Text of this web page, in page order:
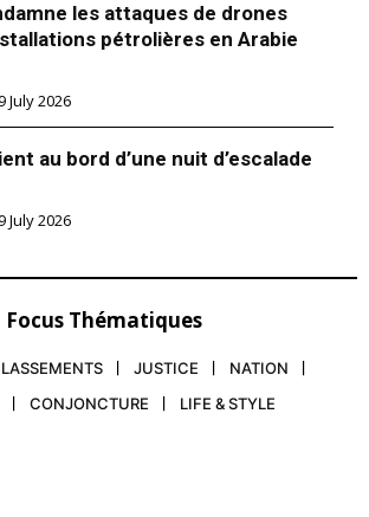
les attaques de drones
pétrolières en Arabie
July 2026
au bord d’une nuit d’escalade
July 2026
Focus Thématiques
JUSTICE
NATION
CONJONCTURE LIFE & STYLE